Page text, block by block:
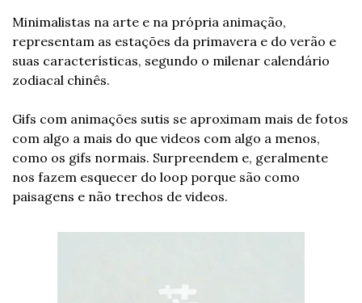
Minimalistas na arte e na própria animação,
representam as estações da primavera e do verão e
suas características, segundo o milenar calendário
zodiacal chinês.
Gifs com animações sutis se aproximam mais de fotos
com algo a mais do que videos com algo a menos,
como os gifs normais. Surpreendem e, geralmente
nos fazem esquecer do loop porque são como
paisagens e não trechos de videos.